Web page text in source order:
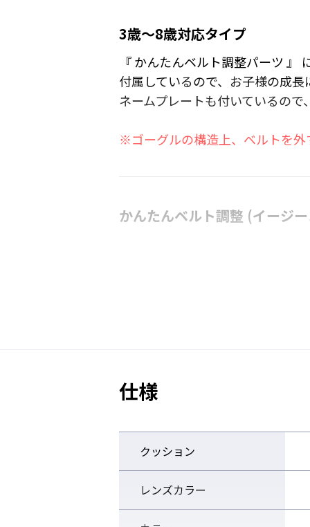
3歳～8歳対応タイプ
『 かんたんベルト調整パーツ
付属しているので、お子様の成
ネームプレートも付いているの
※ゴーグルの構造上、ベルトを外
かんたんベルト調整 (イージ
仕様
クッション
レンズカラー